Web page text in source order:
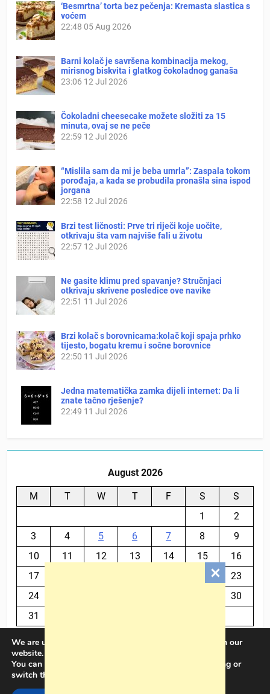
‘Besmrtna’ torta bez pečenja: Kremasta slastica s
voćem
22:48 05 Aug 2026
Barni kolač je savršena kombinacija mekog,
mirisnog biskvita i glatkog čokoladnog ganaša
23:06 12 Jul 2026
Čokoladni cheesecake možete složiti za 15
minuta, ovaj se ne peče
22:59 12 Jul 2026
“Mislila sam da mi je beba umrla”: Zaspala tokom
porođaja, a kada se probudila pronašla sina ispod
jorgana
22:58 12 Jul 2026
Brzi test ličnosti: Prve tri riječi koje uočite,
otkrivaju šta vam najviše fali u životu
22:57 12 Jul 2026
Ne gasite klimu pred spavanje? Stručnjaci
otkrivaju skrivene posledice ove navike
22:51 11 Jul 2026
Brzi kolač s borovnicama:kolač koji spaja prhko
tijesto, bogatu kremu i sočne borovnice
22:50 11 Jul 2026
Jedna matematička zamka dijeli internet: Da li
znate tačno rješenje?
22:49 11 Jul 2026
August 2026
M T W T F S
S
1
2
3
4 5 6 7 8
9
10
11 12 13 14 15
16
17
23
24
30
31
We are using cookies to give you the best experience on our
website.
You can find out more about which cookies we are using or
switch them off in